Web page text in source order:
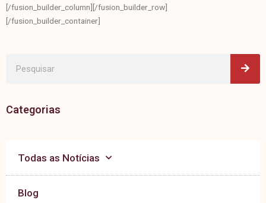
[/fusion_builder_column][/fusion_builder_row]
[/fusion_builder_container]
Categorias
Todas as Notícias
Blog